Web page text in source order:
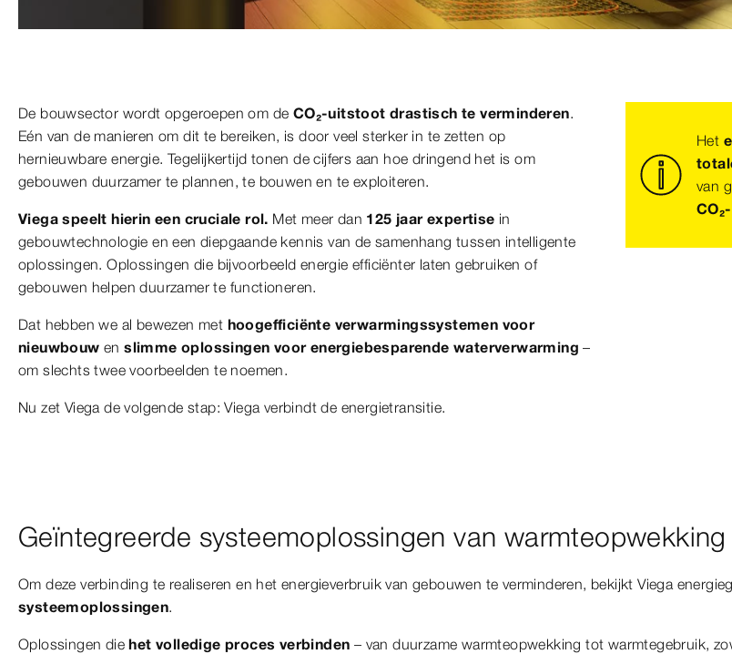
De bouwsector wordt opgeroepen om de CO₂-uitstoot drastisch te verminderen.
Eén van de manieren om dit te bereiken, is door veel sterker in te zetten op
hernieuwbare energie. Tegelijkertijd tonen de cijfers aan hoe dringend het is om
gebouwen duurzamer te plannen, te bouwen en te exploiteren.
Viega speelt hierin een cruciale rol. Met meer dan 125 jaar expertise in
gebouwtechnologie en een diepgaande kennis van de samenhang tussen intelligente
oplossingen. Oplossingen die bijvoorbeeld energie efficiënter laten gebruiken of
gebouwen helpen duurzamer te functioneren.
Dat hebben we al bewezen met hoogefficiënte verwarmingssystemen voor
nieuwbouw enslimme oplossingen voor energiebesparende waterverwarming –
om slechts twee voorbeelden te noemen.
Nu zet Viega de volgende stap: Viega verbindt de energietransitie.
Het
van
Geïntegreerde systeemoplossingen van
Om deze verbinding te realiseren en het energieverbruik van gebouwen te verminderen, bekijkt Viega
systeemoplossingen.
Oplossingen diehet volledige proces verbinden – van duurzame warmteopwekking tot warmtegebruik,